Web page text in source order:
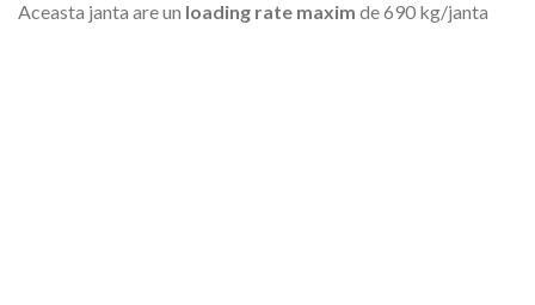
Aceasta janta are un loading rate maxim de 690 kg/janta